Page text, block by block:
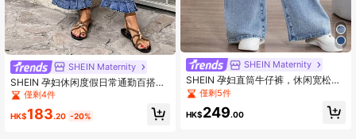
SHEIN Maternity
SHEIN 孕妇休闲度假日常通勤百搭高
腰褶皱荷叶边宽松牛仔裤春夏嘉年华
服装通勤度假毕业时尚Y2K可爱街头
风派对婚礼优雅商务休闲假日
僅剩4件
HK$183.20 -20%
SHEIN Maternity
SHEIN 孕妇直筒牛仔裤，休闲宽松，
蓝色，母亲节礼物，纳什维尔乡村音
乐节伊比沙岛度假早午餐，母亲节礼
物
僅剩5件
HK$249.00